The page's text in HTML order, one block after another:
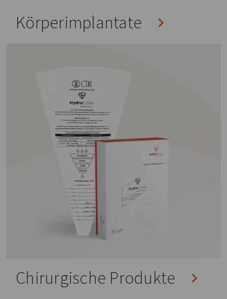
Körperimplantate
Chirurgische Produkte